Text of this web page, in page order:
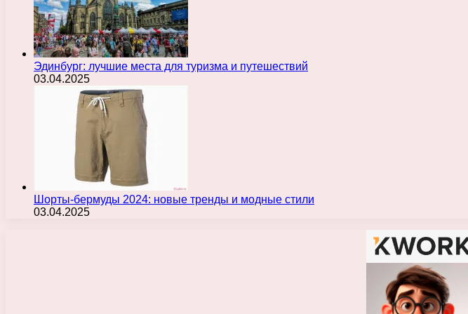
Эдинбург: лучшие места для туризма и путешествий
03.04.2025
Шорты-бермуды 2024: новые тренды и модные стили
03.04.2025